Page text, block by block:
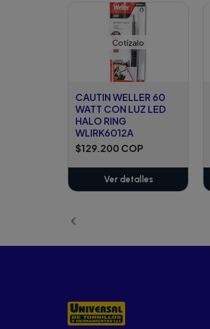
Cotízalo
CAUTIN WELLER 60
WATT CON LUZ LED
HALO RING
WLIRK6012A
$129.200 COP
Ver detalles